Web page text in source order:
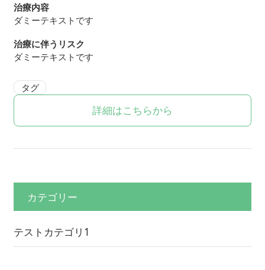
治療内容
ダミーテキストです
治療に伴うリスク
ダミーテキストです
タグ
詳細はこちらから
カテゴリー
テストカテゴリ1